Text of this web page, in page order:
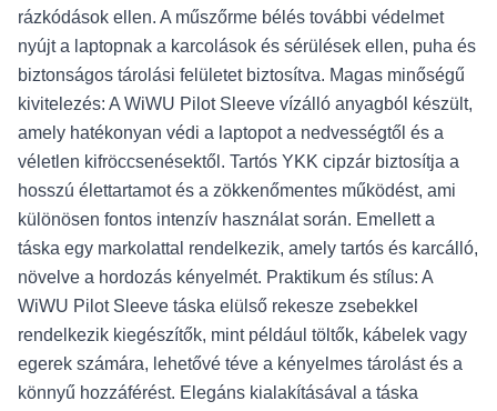
rázkódások ellen. A műszőrme bélés további védelmet
nyújt a laptopnak a karcolások és sérülések ellen, puha és
biztonságos tárolási felületet biztosítva. Magas minőségű
kivitelezés: A WiWU Pilot Sleeve vízálló anyagból készült,
amely hatékonyan védi a laptopot a nedvességtől és a
véletlen kifröccsenésektől. Tartós YKK cipzár biztosítja a
hosszú élettartamot és a zökkenőmentes működést, ami
különösen fontos intenzív használat során. Emellett a
táska egy markolattal rendelkezik, amely tartós és karcálló,
növelve a hordozás kényelmét. Praktikum és stílus: A
WiWU Pilot Sleeve táska elülső rekesze zsebekkel
rendelkezik kiegészítők, mint például töltők, kábelek vagy
egerek számára, lehetővé téve a kényelmes tárolást és a
könnyű hozzáférést. Elegáns kialakításával a táska